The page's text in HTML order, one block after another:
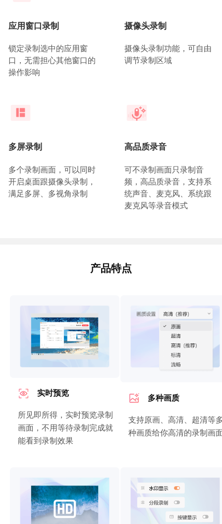
应用窗口录制
锁定录制选中的应用窗
口，无需担心其他窗口的
操作影响
摄像头录制
摄像头录制功能，可自由
调节录制区域
多屏录制
多个录制画面，可以同时
开启桌面跟摄像头录制，
满足多屏、多视角录制
高品质录音
可不录制画面只录制音
频，高品质录音，支持系
统声音、麦克风、系统跟
麦克风等录音模式
产品特点
实时预览
所见即所得，实时预览录制
画面，不用等待录制完成就
能看到录制效果
多种画质
支持原画、高清、超清等
种画质给你高清的录制画